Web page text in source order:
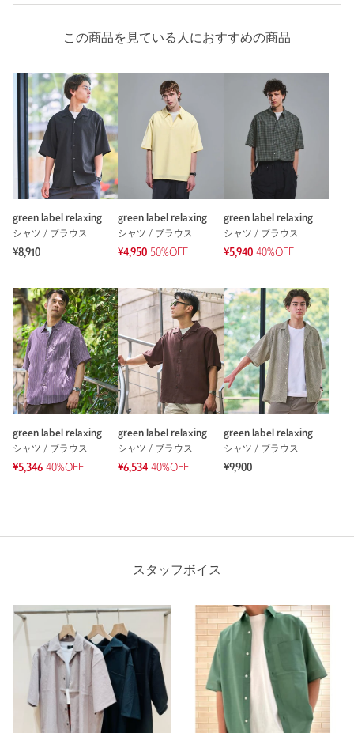
この商品を見ている人におすすめの商品
green label relaxing
シャツ / ブラウス
¥8,910
green label relaxing
シャツ / ブラウス
¥4,950 50%OFF
green label relaxing
シャツ / ブラウス
¥5,940 40%OFF
green label relaxing
シャツ / ブラウス
¥5,346 40%OFF
green label relaxing
シャツ / ブラウス
¥6,534 40%OFF
green label relaxing
シャツ / ブラウス
¥9,900
スタッフボイス